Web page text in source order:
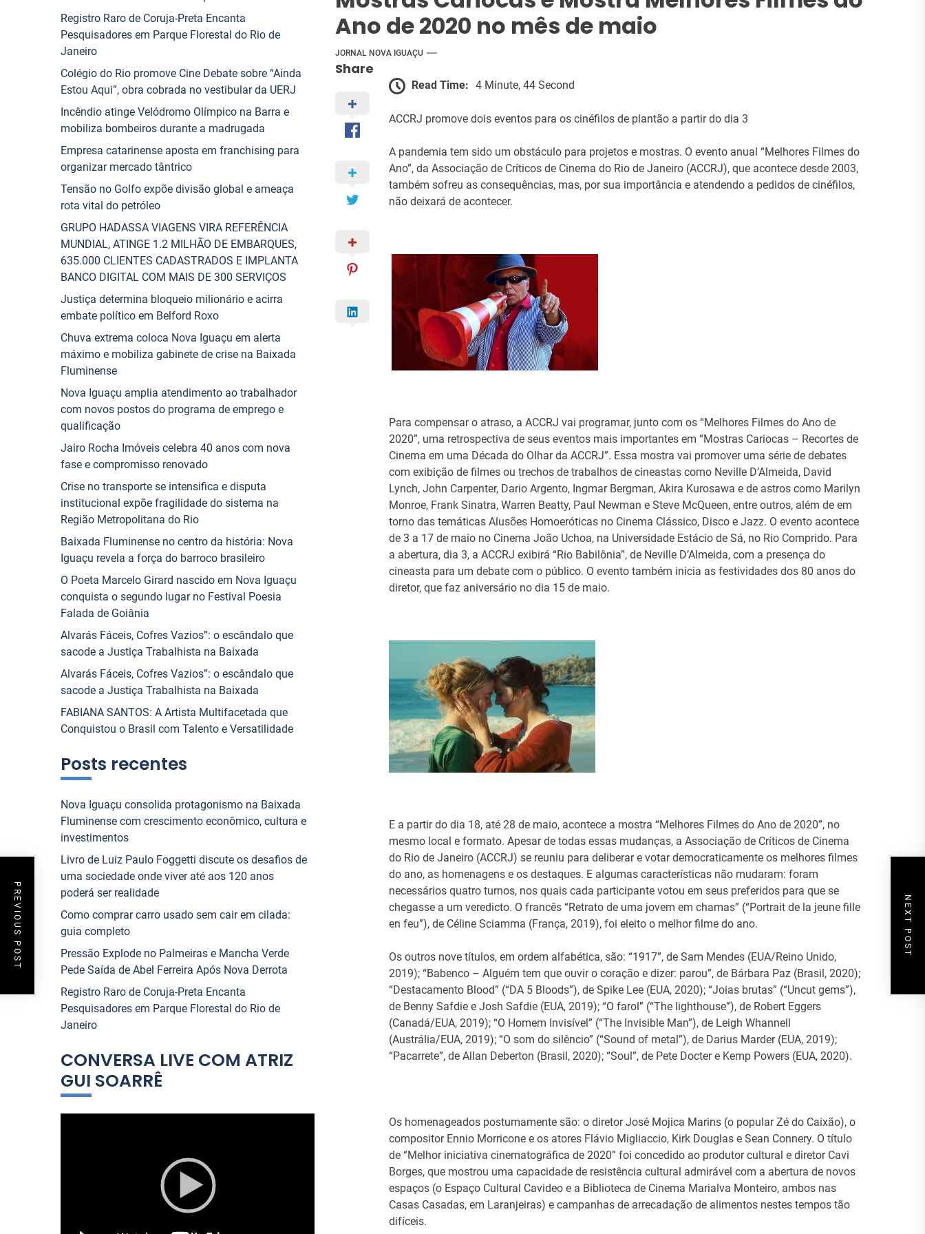
Ano de 2020 no mês de maio
JORNAL NOVA IGUAÇU
Share
Read Time: 4 Minute, 44 Second
ACCRJ promove dois eventos para os cinéfilos de plantão a partir do dia 3
A pandemia tem sido um obstáculo para projetos e mostras. O evento anual “Melhores Filmes do
Ano”, da Associação de Críticos de Cinema do Rio de Janeiro (ACCRJ), que acontece desde 2003,
também sofreu as consequências, mas, por sua importância e atendendo a pedidos de cinéfilos,
não deixará de acontecer.
Para compensar o atraso, a ACCRJ vai programar, junto com os “Melhores Filmes do Ano de
2020”, uma retrospectiva de seus eventos mais importantes em “Mostras Cariocas – Recortes de
Cinema em uma Década do Olhar da ACCRJ”. Essa mostra vai promover uma série de debates
com exibição de filmes ou trechos de trabalhos de cineastas como Neville D’Almeida, David
Lynch, John Carpenter, Dario Argento, Ingmar Bergman, Akira Kurosawa e de astros como Marilyn
Monroe, Frank Sinatra, Warren Beatty, Paul Newman e Steve McQueen, entre outros, além de em
torno das temáticas Alusões Homoeróticas no Cinema Clássico, Disco e Jazz. O evento acontece
de 3 a 17 de maio no Cinema João Uchoa, na Universidade Estácio de Sá, no Rio Comprido. Para
a abertura, dia 3, a ACCRJ exibirá “Rio Babilônia”, de Neville D’Almeida, com a presença do
cineasta para um debate com o público. O evento também inicia as festividades dos 80 anos do
diretor, que faz aniversário no dia 15 de maio.
E a partir do dia 18, até 28 de maio, acontece a mostra “Melhores Filmes do Ano de 2020”, no
mesmo local e formato. Apesar de todas essas mudanças, a Associação de Críticos de Cinema
do Rio de Janeiro (ACCRJ) se reuniu para deliberar e votar democraticamente os melhores filmes
do ano, as homenagens e os destaques. E algumas características não mudaram: foram
necessários quatro turnos, nos quais cada participante votou em seus preferidos para que se
chegasse a um veredicto. O francês “Retrato de uma jovem em chamas” (“Portrait de la jeune fille
en feu”), de Céline Sciamma (França, 2019), foi eleito o melhor filme do ano.
Os outros nove títulos, em ordem alfabética, são: “1917”, de Sam Mendes (EUA/Reino Unido,
2019); “Babenco – Alguém tem que ouvir o coração e dizer: parou”, de Bárbara Paz (Brasil, 2020);
“Destacamento Blood” (“DA 5 Bloods”), de Spike Lee (EUA, 2020); “Joias brutas” (“Uncut gems”),
de Benny Safdie e Josh Safdie (EUA, 2019); “O farol” (“The lighthouse”), de Robert Eggers
(Canadá/EUA, 2019); “O Homem Invisível” (“The Invisible Man”), de Leigh Whannell
(Austrália/EUA, 2019); “O som do silêncio” (“Sound of metal”), de Darius Marder (EUA, 2019);
“Pacarrete”, de Allan Deberton (Brasil, 2020); “Soul”, de Pete Docter e Kemp Powers (EUA, 2020).
Os homenageados postumamente são: o diretor José Mojica Marins (o popular Zé do Caixão), o
compositor Ennio Morricone e os atores Flávio Migliaccio, Kirk Douglas e Sean Connery. O título
de “Melhor iniciativa cinematográfica de 2020” foi concedido ao produtor cultural e diretor Cavi
Borges, que mostrou uma capacidade de resistência cultural admirável com a abertura de novos
espaços (o Espaço Cultural Cavideo e a Biblioteca de Cinema Marialva Monteiro, ambos nas
Casas Casadas, em Laranjeiras) e campanhas de arrecadação de alimentos nestes tempos tão
difíceis.
PREVIOUS POST NEXT POST
Registro Raro de Coruja-Preta Encanta
Pesquisadores em Parque Florestal do Rio de
Janeiro
Colégio do Rio promove Cine Debate sobre “Ainda
Estou Aqui”, obra cobrada no vestibular da UERJ
Incêndio atinge Velódromo Olímpico na Barra e
mobiliza bombeiros durante a madrugada
Empresa catarinense aposta em franchising para
organizar mercado tântrico
Tensão no Golfo expõe divisão global e ameaça
rota vital do petróleo
GRUPO HADASSA VIAGENS VIRA REFERÊNCIA
MUNDIAL, ATINGE 1.2 MILHÃO DE EMBARQUES,
635.000 CLIENTES CADASTRADOS E IMPLANTA
BANCO DIGITAL COM MAIS DE 300 SERVIÇOS
Justiça determina bloqueio milionário e acirra
embate político em Belford Roxo
Chuva extrema coloca Nova Iguaçu em alerta
máximo e mobiliza gabinete de crise na Baixada
Fluminense
Nova Iguaçu amplia atendimento ao trabalhador
com novos postos do programa de emprego e
qualificação
Jairo Rocha Imóveis celebra 40 anos com nova
fase e compromisso renovado
Crise no transporte se intensifica e disputa
institucional expõe fragilidade do sistema na
Região Metropolitana do Rio
Baixada Fluminense no centro da história: Nova
Iguaçu revela a força do barroco brasileiro
O Poeta Marcelo Girard nascido em Nova Iguaçu
conquista o segundo lugar no Festival Poesia
Falada de Goiânia
Alvarás Fáceis, Cofres Vazios”: o escândalo que
sacode a Justiça Trabalhista na Baixada
Alvarás Fáceis, Cofres Vazios”: o escândalo que
sacode a Justiça Trabalhista na Baixada
FABIANA SANTOS: A Artista Multifacetada que
Conquistou o Brasil com Talento e Versatilidade
Posts recentes
Nova Iguaçu consolida protagonismo na Baixada
Fluminense com crescimento econômico, cultura e
investimentos
Livro de Luiz Paulo Foggetti discute os desafios de
uma sociedade onde viver até aos 120 anos
poderá ser realidade
Como comprar carro usado sem cair em cilada:
guia completo
Pressão Explode no Palmeiras e Mancha Verde
Pede Saída de Abel Ferreira Após Nova Derrota
Registro Raro de Coruja-Preta Encanta
Pesquisadores em Parque Florestal do Rio de
Janeiro
CONVERSA LIVE COM ATRIZ
GUI SOARRÊ